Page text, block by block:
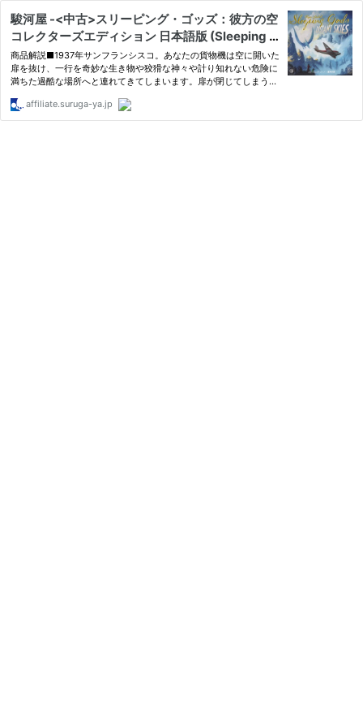
駿河屋 -<中古>スリーピング・ゴッズ：彼方の空
コレクターズエディション 日本語版 (Sleeping G
ods： Distant Skies Collectors Edition)（ボー
ドゲーム）プロモカード3枚付属
商品解説■1937年サンフランシスコ。あなたの貨物機は空に開いた
扉を抜け、一行を奇妙な生き物や狡猾な神々や計り知れない危険に
満ちた過酷な場所へと連れてきてしまいます。扉が閉じてしまう前
ッズ：彼方の空』は『スリーピング・ゴッズ』の世界を舞台にし
た…
affiliate.suruga-ya.jp